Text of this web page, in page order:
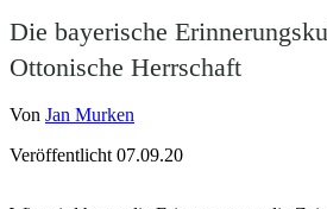
Die bayerische
Ottonische Herrschaft
Von Jan Murken
Veröffentlicht 07.09.20